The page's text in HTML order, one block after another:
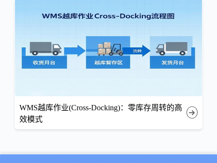
WMS越库作业(Cross-Docking)：零库存周转的高
效模式